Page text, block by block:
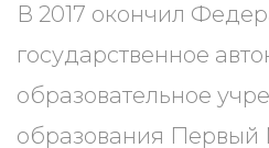
В 2017 окончил
государственное
образовательное
образования Первый